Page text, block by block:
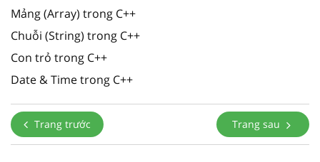
Mảng (Array) trong C++
Chuỗi (String) trong C++
Con trỏ trong C++
Date & Time trong C++
Trang trước Trang sau